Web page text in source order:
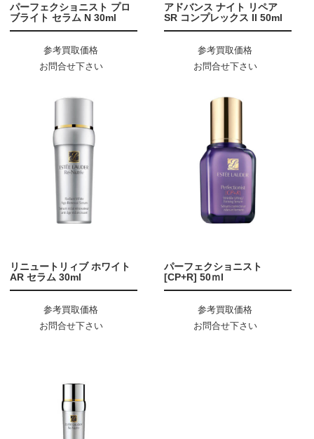
パーフェクショニスト プロ
ブライト セラム N 30ml
参考買取価格
お問合せ下さい
アドバンス ナイト リペア
SR コンプレックス II 50ml
参考買取価格
お問合せ下さい
リニュートリィブ ホワイト
AR セラム 30ml
参考買取価格
お問合せ下さい
パーフェクショニスト
[CP+R] 50ｍl
参考買取価格
お問合せ下さい